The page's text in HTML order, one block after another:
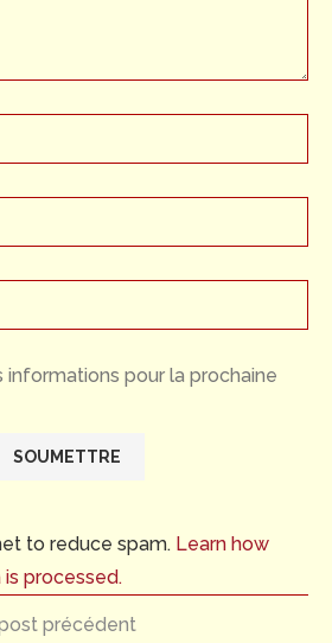
informations pour la prochaine
to reduce spam. Learn how
processed.
précédent